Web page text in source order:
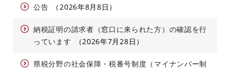
公告 2026年8月8日
納税証明の請求者（窓口に来られた方）の確認を行
っています
2026年7月28日
県税分野の社会保障・税番号制度（マイナンバー制